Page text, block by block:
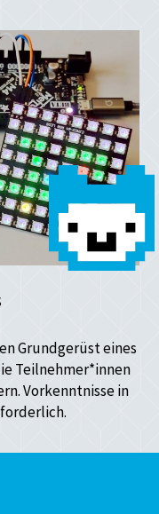
Grundgerüst eines
Teilnehmer*innen
Vorkenntnisse in